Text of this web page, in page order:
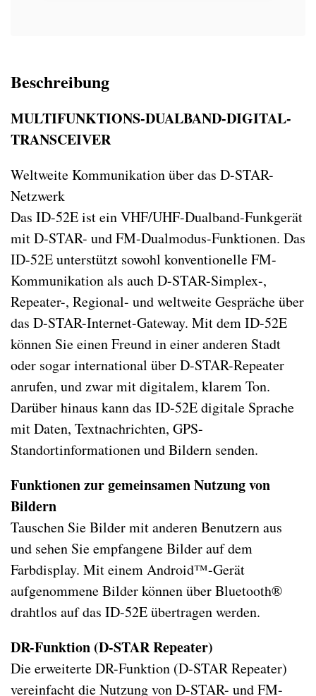
Beschreibung
MULTIFUNKTIONS-DUALBAND-DIGITAL-
TRANSCEIVER
Weltweite Kommunikation über das D-STAR-
Netzwerk
Das ID-52E ist ein VHF/UHF-Dualband-Funkgerät
mit D-STAR- und FM-Dualmodus-Funktionen. Das
ID-52E unterstützt sowohl konventionelle FM-
Kommunikation als auch D-STAR-Simplex-,
Repeater-, Regional- und weltweite Gespräche über
das D-STAR-Internet-Gateway. Mit dem ID-52E
können Sie einen Freund in einer anderen Stadt
oder sogar international über D-STAR-Repeater
anrufen, und zwar mit digitalem, klarem Ton.
Darüber hinaus kann das ID-52E digitale Sprache
mit Daten, Textnachrichten, GPS-
Standortinformationen und Bildern senden.
Funktionen zur gemeinsamen Nutzung von
Bildern
Tauschen Sie Bilder mit anderen Benutzern aus
und sehen Sie empfangene Bilder auf dem
Farbdisplay. Mit einem Android™-Gerät
aufgenommene Bilder können über Bluetooth®
drahtlos auf das ID-52E übertragen werden.
DR-Funktion (D-STAR Repeater)
Die erweiterte DR-Funktion (D-STAR Repeater)
vereinfacht die Nutzung von D-STAR- und FM-